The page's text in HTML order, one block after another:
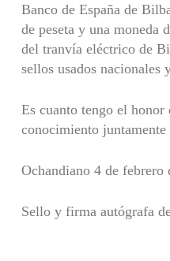
Banco de España de
de peseta y una moneda
del tranvía eléctrico de
sellos usados nacionales
Es cuanto tengo el honor
conocimiento juntamente
Ochandiano 4 de febrero
Sello y firma autógrafa